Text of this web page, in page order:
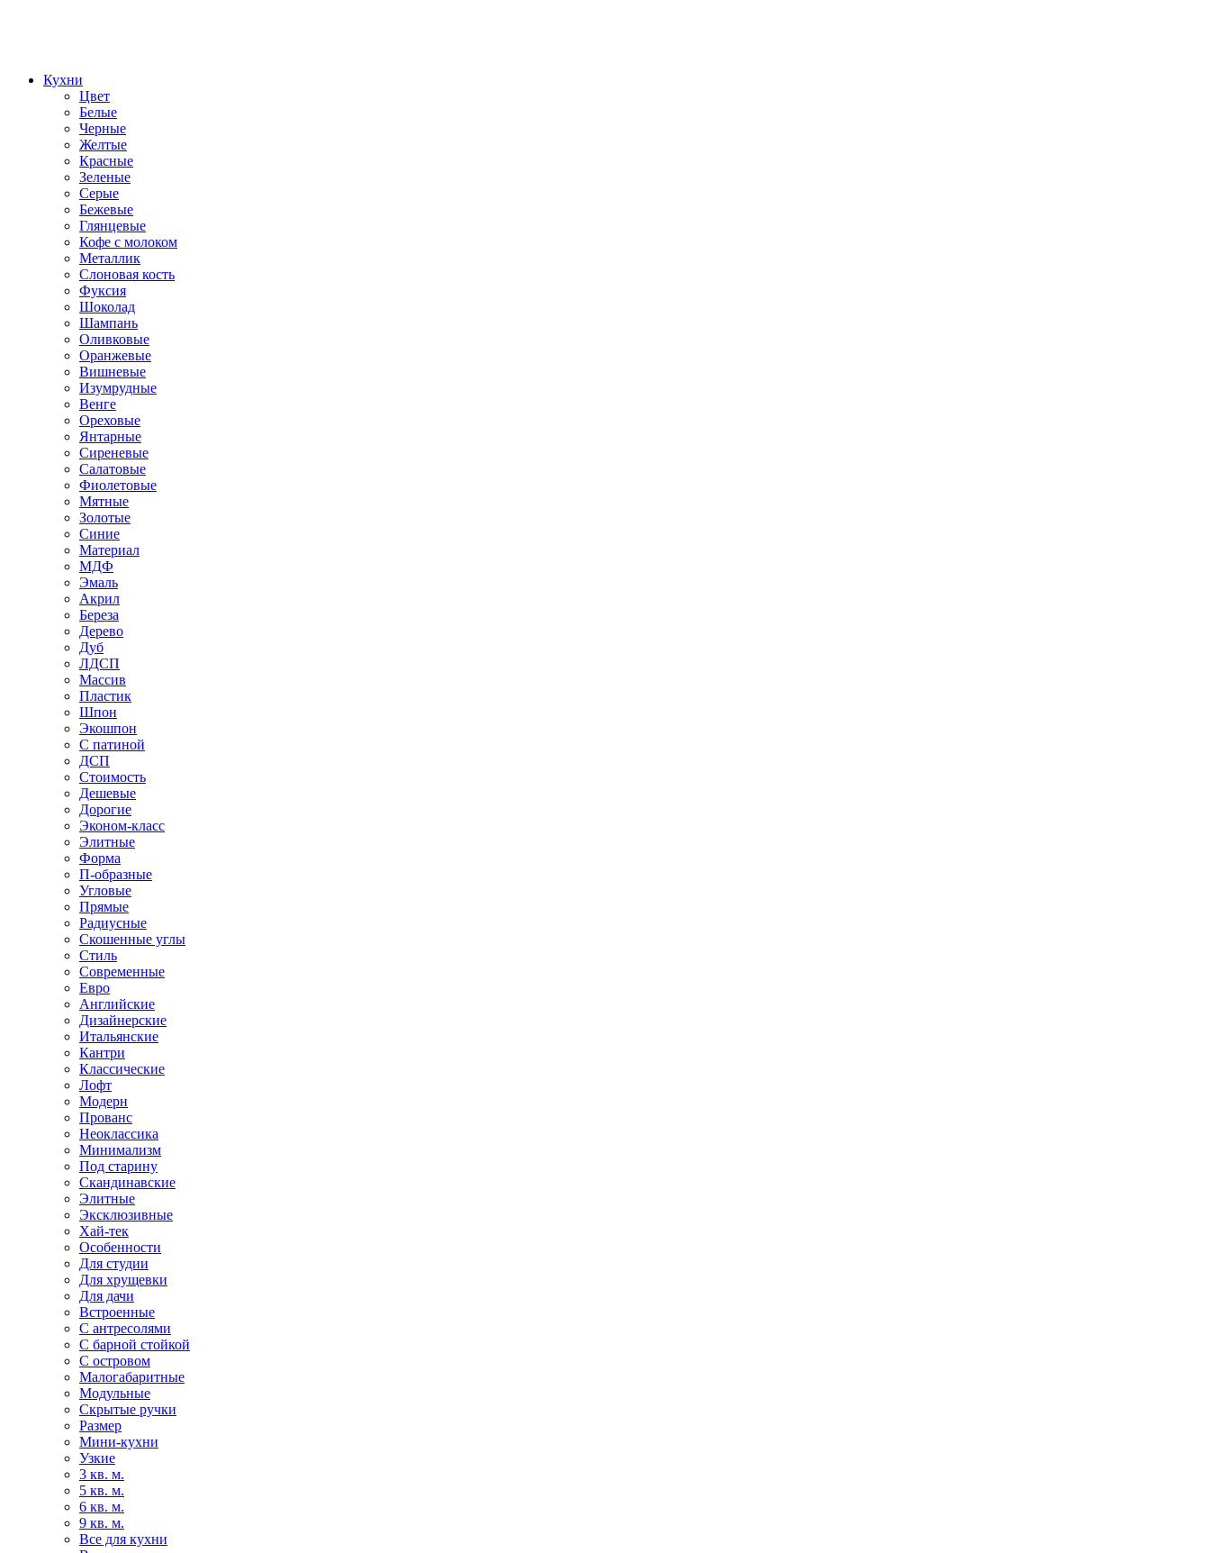
Кухни
Цвет
Белые
Черные
Желтые
Красные
Зеленые
Серые
Бежевые
Глянцевые
Кофе с молоком
Металлик
Слоновая кость
Фуксия
Шоколад
Шампань
Оливковые
Оранжевые
Вишневые
Изумрудные
Венге
Ореховые
Янтарные
Сиреневые
Салатовые
Фиолетовые
Мятные
Золотые
Синие
Материал
МДФ
Эмаль
Акрил
Береза
Дерево
Дуб
ЛДСП
Массив
Пластик
Шпон
Экошпон
С патиной
ДСП
Стоимость
Дешевые
Дорогие
Эконом-класс
Элитные
Форма
П-образные
Угловые
Прямые
Радиусные
Скошенные углы
Стиль
Современные
Евро
Английские
Дизайнерские
Итальянские
Кантри
Классические
Лофт
Модерн
Прованс
Неоклассика
Минимализм
Под старину
Скандинавские
Элитные
Эксклюзивные
Хай-тек
Особенности
Для студии
Для хрущевки
Для дачи
Встроенные
С антресолями
С барной стойкой
С островом
Малогабаритные
Модульные
Скрытые ручки
Размер
Мини-кухни
Узкие
3 кв. м.
5 кв. м.
6 кв. м.
9 кв. м.
Все для кухни